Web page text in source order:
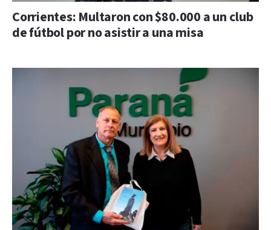
Corrientes: Multaron con $80.000 a un club
de fútbol por no asistir a una misa